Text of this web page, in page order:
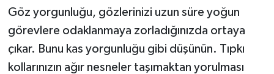
Göz yorgunluğu, gözlerinizi uzun süre yoğun
görevlere odaklanmaya zorladığınızda ortaya
çıkar. Bunu kas yorgunluğu gibi düşünün. Tıpkı
kollarınızın ağır nesneler taşımaktan yorulması